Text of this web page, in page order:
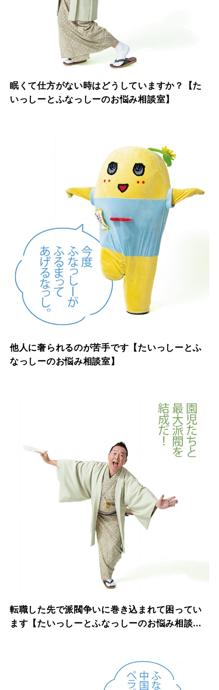
眠くて仕方がない時はどうしていますか？【た
いっしーとふなっしーのお悩み相談室】
他人に奢られるのが苦手です【たいっしーとふ
なっしーのお悩み相談室】
転職した先で派閥争いに巻き込まれて困ってい
ます【たいっしーとふなっしーのお悩み相談